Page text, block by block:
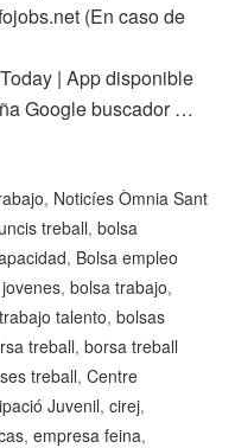
(En caso de
| App disponible
Google buscador …
, Noticíes Òmnia Sant
treball,bolsa
, Bolsa empleo
,bolsa trabajo,
talento,bolsas
treball,borsa treball
treball,Centre
Juvenil,cirej,
,empresa feina,